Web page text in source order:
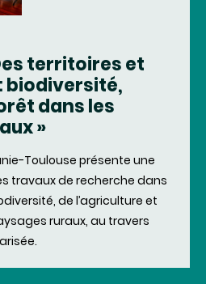
territoires et
biodiversité,
dans les
»
Toulouse présente une
travaux de recherche dans
de l’agriculture et
ruraux, au travers